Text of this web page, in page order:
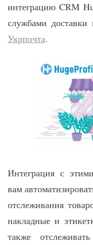
интеграцию CRM
службами
Укрпочта.
Интеграция с
вам
отслеживания
накладные и
также